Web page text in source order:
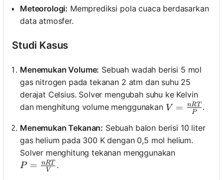
Meteorologi: Memprediksi pola cuaca berdasarkan
data atmosfer.
Studi Kasus
Menemukan Volume: Sebuah wadah berisi 5 mol
gas nitrogen pada tekanan 2 atm dan suhu 25
derajat Celsius. Solver mengubah suhu ke Kelvin
dan menghitung volume menggunakan V =
V = P
nRT .
Menemukan Tekanan: Sebuah balon berisi 10 liter
gas helium pada 300 K dengan 0,5 mol helium.
Solver menghitung tekanan menggunakan
P = \frac{nRT}{V}
P = V
nRT .